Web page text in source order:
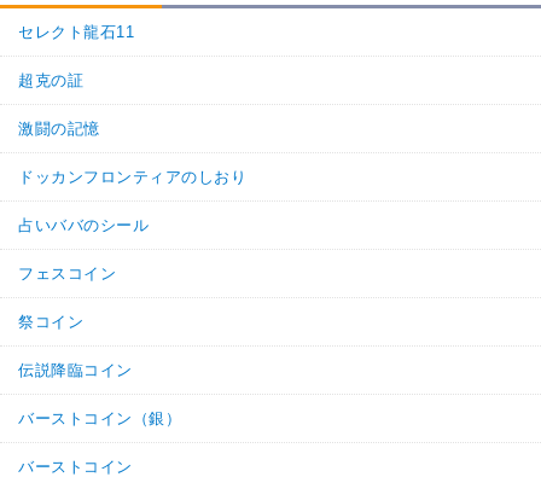
セレクト龍石11
超克の証
激闘の記憶
ドッカンフロンティアのしおり
占いババのシール
フェスコイン
祭コイン
伝説降臨コイン
バーストコイン（銀）
バーストコイン